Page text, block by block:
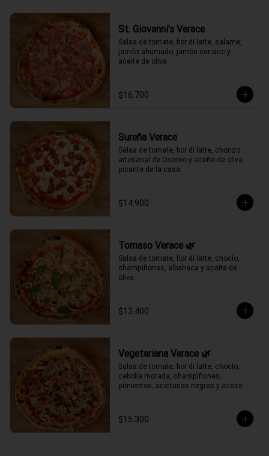
St. Giovanni's Verace
Salsa de tomate, fior di latte, salame,
jamón ahumado, jamón serrano y
aceite de oliva.
$16.700
Sureña Verace
Salsa de tomate, fior di latte, chorizo
artesanal de Osorno y aceite de oliva
picante de la casa.
$14.900
Tomaso Verace 🌿
Salsa de tomate, fior di latte, choclo,
champiñones, albahaca y aceite de
oliva.
$12.400
Vegetariana Verace 🌿
Salsa de tomate, fior di latte, choclo,
cebolla morada, champiñones,
pimientos, aceitunas negras y aceite
$15.300